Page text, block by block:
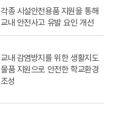
각종 시설안전용품 지원을 통해
교내 안전사고 유발 요인 개선
교내 감염방지를 위한 생활지도
물품 지원으로 안전한 학교환경
조성